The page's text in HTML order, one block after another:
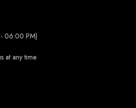
06:00 PM)
at any time